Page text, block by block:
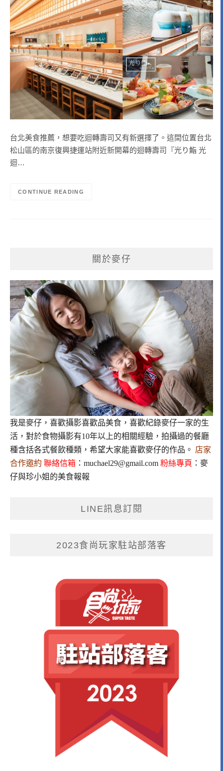
台北美食推薦，想要吃迴轉壽司又有新選擇了。這間位置台北
松山區的南京復興捷運站附近新開幕的迴轉壽司『光り鮨 光
迴…
CONTINUE READING
關於麥仔
我是麥仔，喜歡攝影喜歡品美食，喜歡紀錄麥仔一家的生
活，對於食物攝影有10年以上的相關經驗，拍攝過的餐廳
種含括各式餐飲種類，希望大家能喜歡麥仔的作品。 店家
合作邀約 聯絡信箱 ： muchael29@gmail.com 粉絲專頁 ： 麥
仔與珍小姐的美食報報
LINE訊息訂閱
2023食尚玩家駐站部落客